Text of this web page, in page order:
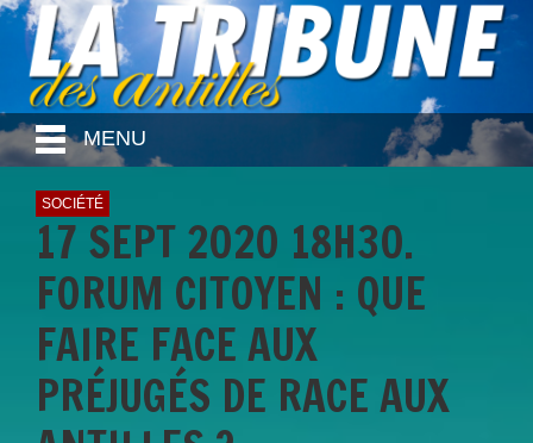
MENU
SOCIÉTÉ
17 SEPT 2020 18H30.
FORUM CITOYEN : QUE
FAIRE FACE AUX
PRÉJUGÉS DE RACE AUX